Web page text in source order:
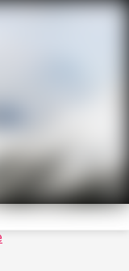
trucs en tout